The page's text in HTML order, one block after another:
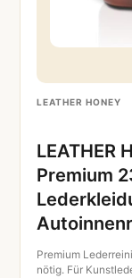
LEATHER HONEY
LEATHER
Premium
Premium
nötig. Für